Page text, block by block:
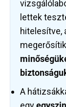
lettek
hitelesítve,
megerősítik
A